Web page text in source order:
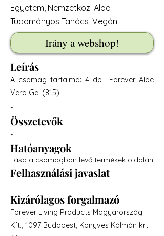
Egyetem, Nemzetközi Aloe
Tudományos Tanács, Vegán
Irány a webshop!
Leírás
A csomag tartalma: 4 db Forever Aloe
Vera Gel (815)
-
Összetevők
-
Hatóanyagok
Lásd a csomagban lévő termékek oldalán
Felhasználási javaslat
-
Kizárólagos forgalmazó
Forever Living Products Magyarország
Kft., 1097 Budapest, Könyves Kálmán krt.